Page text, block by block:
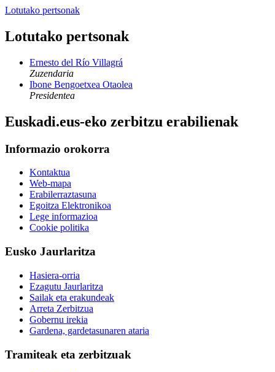
Lotutako pertsonak
Lotutako pertsonak
Ernesto del Río Villagrá
Zuzendaria
Ibone Bengoetxea Otaolea
Presidentea
Euskadi.eus-eko zerbitzu erabilienak
Informazio orokorra
Kontaktua
Web-mapa
Erabilerraztasuna
Egoitza Elektronikoa
Lege informazioa
Cookie politika
Eusko Jaurlaritza
Hasiera-orria
Ezagutu Jaurlaritza
Sailak eta erakundeak
Arreta Zerbitzua
Gobernu irekia
Gardena, gardetasunaren ataria
Tramiteak eta zerbitzuak